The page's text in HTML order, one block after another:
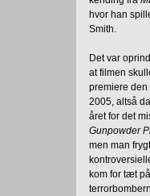
hvor han
Smith.
Det var
at filmen
premiere den
2005, altså
året for det
Gunpowder
men man
kom for tæt på